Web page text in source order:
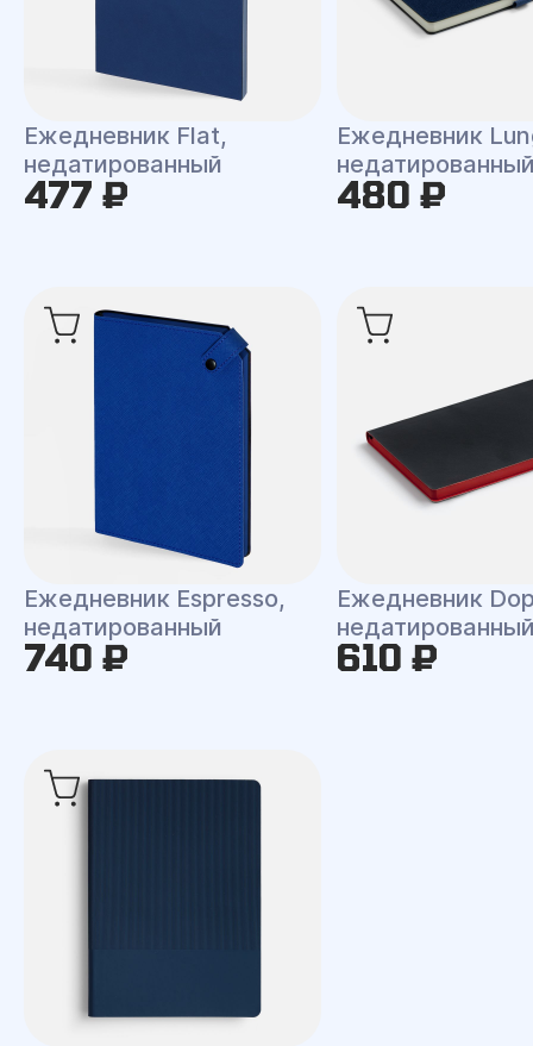
Ежедневник Flat,
недатированный
477 ₽
Ежедневник
480 ₽
Ежедневник Espresso,
недатированный
740 ₽
Ежедневник
610 ₽